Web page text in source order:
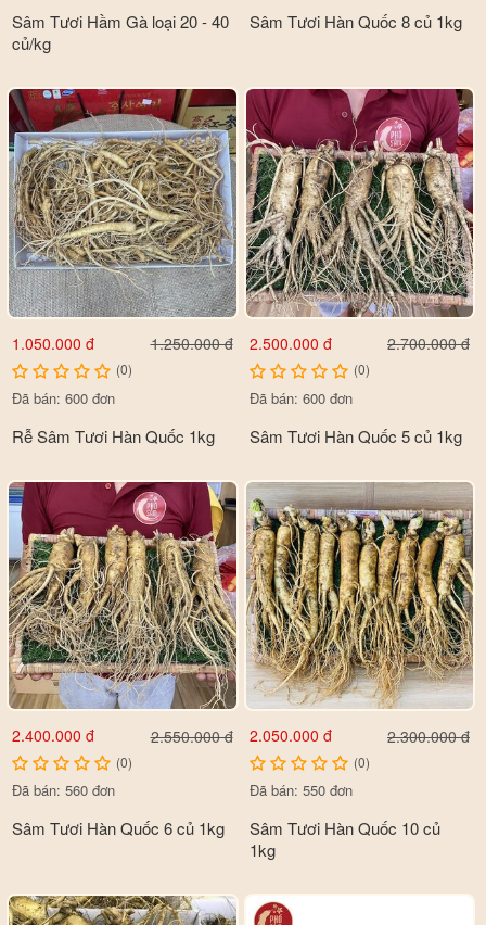
Sâm Tươi Hầm Gà loại 20 - 40
củ/kg
Sâm Tươi Hàn Quốc 8 củ 1kg
1.050.000 đ 1.250.000 đ
(0)
Đã bán: 600 đơn
Rễ Sâm Tươi Hàn Quốc 1kg
2.500.000 đ 2.700.000 đ
(0)
Đã bán: 600 đơn
Sâm Tươi Hàn Quốc 5 củ 1kg
2.400.000 đ 2.550.000 đ
(0)
Đã bán: 560 đơn
Sâm Tươi Hàn Quốc 6 củ 1kg
2.050.000 đ 2.300.000 đ
(0)
Đã bán: 550 đơn
Sâm Tươi Hàn Quốc 10 củ
1kg